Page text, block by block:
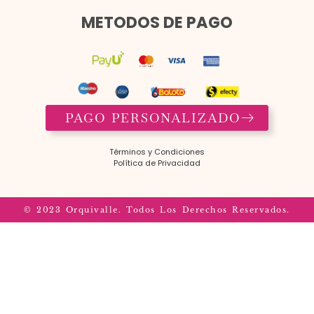
METODOS DE PAGO
PAGO PERSONALIZADO
Términos y Condiciones​
Política de Privacidad
© 2023 Orquivalle. Todos Los Derechos Reservados.